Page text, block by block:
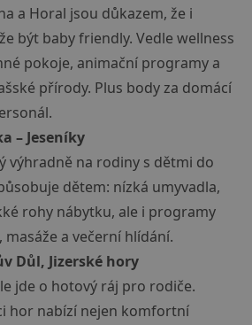
a Horal jsou důkazem, že i
být baby friendly. Vedle wellness
pokoje, animační programy a
přírody. Plus body za domácí
– Jeseníky
výhradně na rodiny s dětmi do
dětem: nízká umyvadla,
rohy nábytku, ale i programy
a večerní hlídání.
Důl, Jizerské hory
jde o hotový ráj pro rodiče.
hor nabízí nejen komfortní